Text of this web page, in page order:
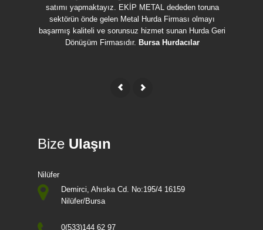
satımı yapmaktayız. EKİP METAL dededen toruna
sektörün önde gelen Metal Hurda Firması olmayı
başarmış kaliteli ve sorunsuz hizmet sunan Hurda Geri
Dönüşüm Firmasıdır. Bursa Hurdacılar
Bize Ulaşın
Nilüfer
Demirci, Ahıska Cd. No:195/4 16159
Nilüfer/Bursa
0(533)144 62 97